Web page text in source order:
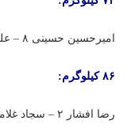
امیرحسین حسینی ۸ – علی اکبر فضلی ۶
۸۶ کیلوگرم:
رضا افشار ۲ – سجاد غلامی یک